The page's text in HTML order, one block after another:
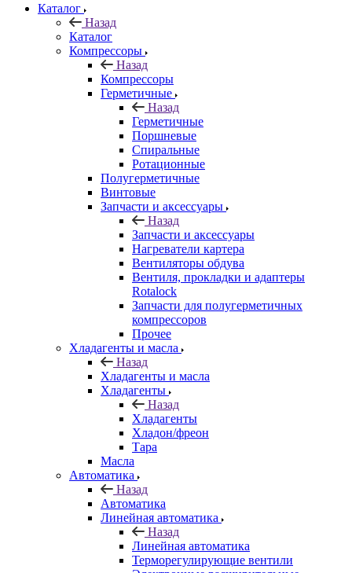
Каталог
Назад
Каталог
Компрессоры
Назад
Компрессоры
Герметичные
Назад
Герметичные
Поршневые
Спиральные
Ротационные
Полугерметичные
Винтовые
Запчасти и аксессуары
Назад
Запчасти и аксессуары
Нагреватели картера
Вентиляторы обдува
Вентиля, прокладки и адаптеры
Rotalock
Запчасти для полугерметичных
компрессоров
Прочее
Хладагенты и масла
Назад
Хладагенты и масла
Хладагенты
Назад
Хладагенты
Хладон/фреон
Тара
Масла
Автоматика
Назад
Автоматика
Линейная автоматика
Назад
Линейная автоматика
Терморегулирующие вентили